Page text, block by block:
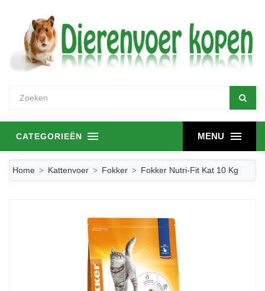
MENU
CATEGORIEËN
Home Kattenvoer Fokker Fokker Nutri-Fit Kat 10 Kg